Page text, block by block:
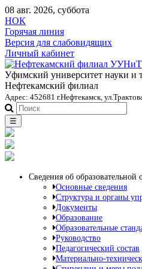
08 авг. 2026, суббота
НОК
Горячая линия
Версия для слабовидящих
Личный кабинет
Уфимский университет науки и
Нефтекамский филиал
Адрес: 452681 г.Нефтекамск,
☰
Сведения об образовательной
Основные сведения
Структура и органы
Документы
Образование
Образовательные
Руководство
Педагогический состав
Материально-